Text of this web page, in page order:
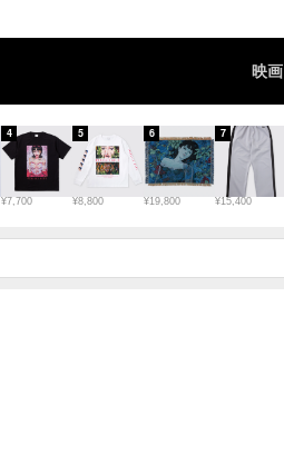
映画
¥7,700
4
¥8,800
5
¥19,800
6
¥15,400
7